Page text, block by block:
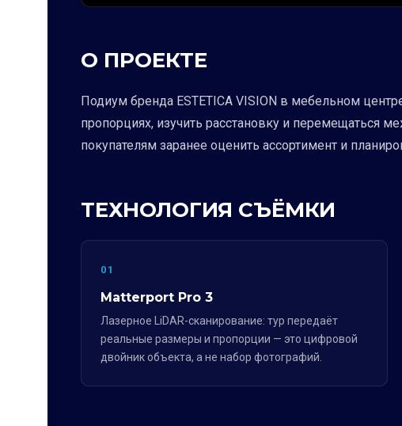
О ПРОЕКТЕ
Подиум бренда ESTETICA VISION в мебельном
пропорциях, изучить расстановку и перемещаться
покупателям заранее оценить ассортимент и
ТЕХНОЛОГИЯ СЪЁМКИ
01
Matterport Pro 3
Лазерное LiDAR-сканирование: тур передаёт
реальные размеры и пропорции — это цифровой
двойник объекта, а не набор фотографий.